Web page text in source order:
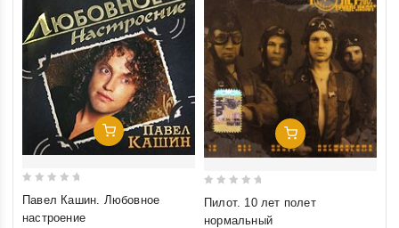
Добавить В Корзину
Павел Кашин. Любовное
настроение
Добавить В Корзину
Пилот. 10 лет полет
нормальный